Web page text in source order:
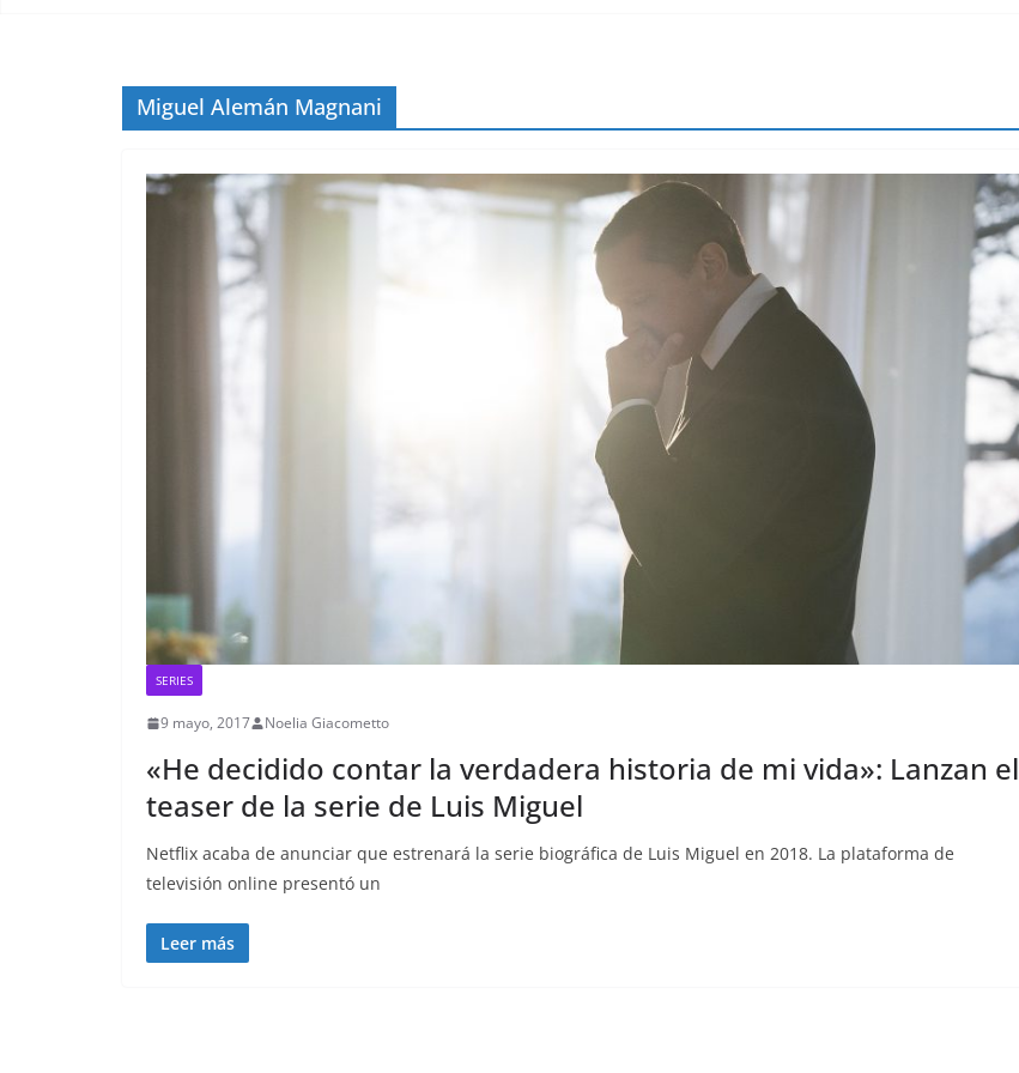
Miguel Alemán Magnani
SERIES
9 mayo, 2017 Noelia Giacometto
«He decidido contar la verdadera historia de mi vida»: Lanzan el
teaser de la serie de Luis Miguel
Netflix acaba de anunciar que estrenará la serie biográfica de Luis Miguel en 2018. La plataforma de
televisión online presentó un
Leer más